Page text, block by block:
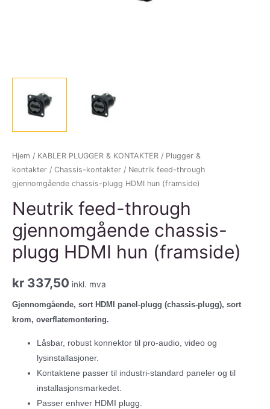
Hjem / KABLER PLUGGER & KONTAKTER / Plugger &
kontakter / Chassis-kontakter / Neutrik feed-through
gjennomgående chassis-plugg HDMI hun (framside)
Neutrik feed-through
gjennomgående chassis-
plugg HDMI hun (framside)
kr 337,50 inkl. mva
Gjennomgående, sort HDMI panel-plugg (chassis-plugg), sort
krom, overflatemontering.
Låsbar, robust konnektor til pro-audio, video og
lysinstallasjoner.
Kontaktene passer til industri-standard paneler og til
installasjonsmarkedet.
Passer enhver HDMI plugg.